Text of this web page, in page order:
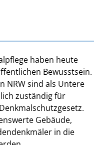
haben heute
Bewusstsein.
NRW sind als Untere
zuständig für
Gebäude,
in die